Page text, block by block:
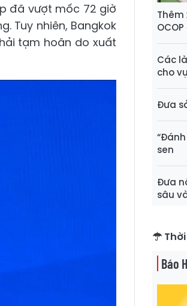
đã vượt mốc 72 giờ
Tuy nhiên, Bangkok
tạm hoãn do xuất
Các
cho
Đưa
sen
Đưa
sâu
Báo